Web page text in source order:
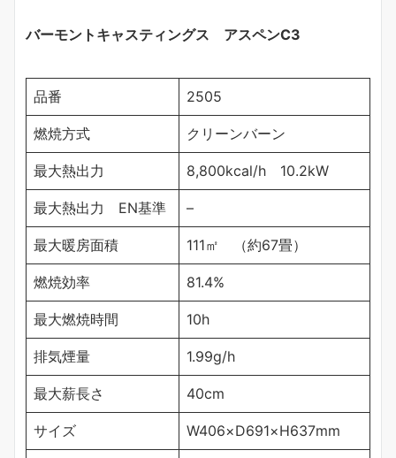
バーモントキャスティングス アスペンC3
品番 2505
燃焼方式 クリーンバーン
最大熱出力 8,800kcal/h 10.2kW
最大熱出力 EN基準 –
最大暖房面積 111㎡ （約67畳）
燃焼効率 81.4%
最大燃焼時間 10h
排気煙量 1.99g/h
最大薪長さ 40cm
サイズ W406×D691×H637mm